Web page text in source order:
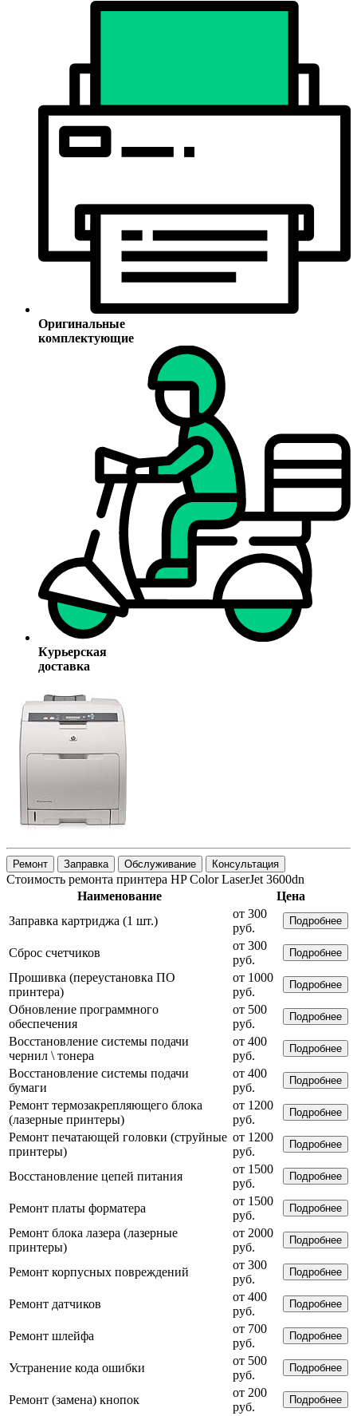
Оригинальные
комплектующие
Курьерская
доставка
Ремонт Заправка Обслуживание Консультация
Стоимость ремонта принтера HP Color LaserJet 3600dn
Наименование
Цена
Заправка картриджа (1 шт.)
от 300
руб.
Подробнее
Сброс счетчиков
от 300
руб.
Подробнее
Прошивка (переустановка ПО
принтера)
от 1000
руб.
Подробнее
Обновление программного
обеспечения
от 500
руб.
Подробнее
Восстановление системы подачи
чернил \ тонера
от 400
руб.
Подробнее
Восстановление системы подачи
бумаги
от 400
руб.
Подробнее
Ремонт термозакрепляющего блока
(лазерные принтеры)
от 1200
руб.
Подробнее
Ремонт печатающей головки (струйные
принтеры)
от 1200
руб.
Подробнее
Восстановление цепей питания
от 1500
руб.
Подробнее
Ремонт платы форматера
от 1500
руб.
Подробнее
Ремонт блока лазера (лазерные
принтеры)
от 2000
руб.
Подробнее
Ремонт корпусных повреждений
от 300
руб.
Подробнее
Ремонт датчиков
от 400
руб.
Подробнее
Ремонт шлейфа
от 700
руб.
Подробнее
Устранение кода ошибки
от 500
руб.
Подробнее
Ремонт (замена) кнопок
от 200
руб.
Подробнее